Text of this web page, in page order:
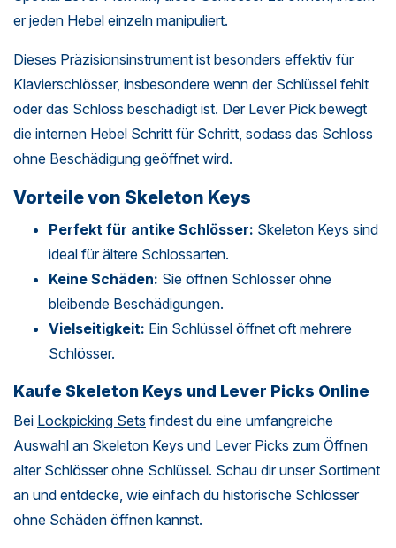
er jeden Hebel einzeln manipuliert.
Dieses Präzisionsinstrument ist besonders effektiv für
Klavierschlösser, insbesondere wenn der Schlüssel fehlt
oder das Schloss beschädigt ist. Der Lever Pick bewegt
die internen Hebel Schritt für Schritt, sodass das Schloss
ohne Beschädigung geöffnet wird.
Vorteile von Skeleton Keys
Perfekt für antike Schlösser: Skeleton Keys sind
ideal für ältere Schlossarten.
Keine Schäden: Sie öffnen Schlösser ohne
bleibende Beschädigungen.
Vielseitigkeit: Ein Schlüssel öffnet oft mehrere
Schlösser.
Kaufe Skeleton Keys und Lever Picks Online
Bei Lockpicking Sets findest du eine umfangreiche
Auswahl an Skeleton Keys und Lever Picks zum Öffnen
alter Schlösser ohne Schlüssel. Schau dir unser Sortiment
an und entdecke, wie einfach du historische Schlösser
ohne Schäden öffnen kannst.